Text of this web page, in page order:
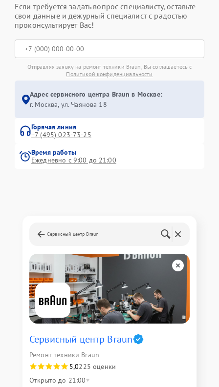
Если требуется задать вопрос специалисту, оставьте
свои данные и дежурный специалист с радостью
проконсультирует Вас!
Отправляя заявку на ремонт техники Braun, Вы соглашаетесь с
Политикой конфиденциальности
Адрес сервисного центра Braun в Москве:
г. Москва, ул. Чаянова 18
Горячая линия
+7 (495) 023-73-25
Время работы
Ежедневно с 9:00 до 21:00
Сервисный центр Braun
Сервисный центр Braun
Ремонт техники Braun
5,0225 оценки
Открыто до 21:00